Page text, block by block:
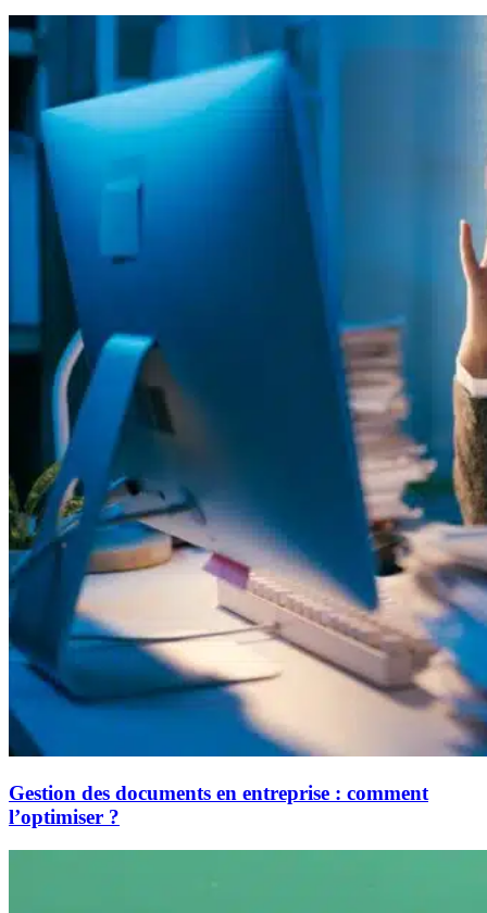
Gestion des documents en entreprise : comment
l’optimiser ?